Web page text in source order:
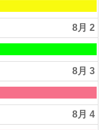
8月 2
8月 3
8月 4